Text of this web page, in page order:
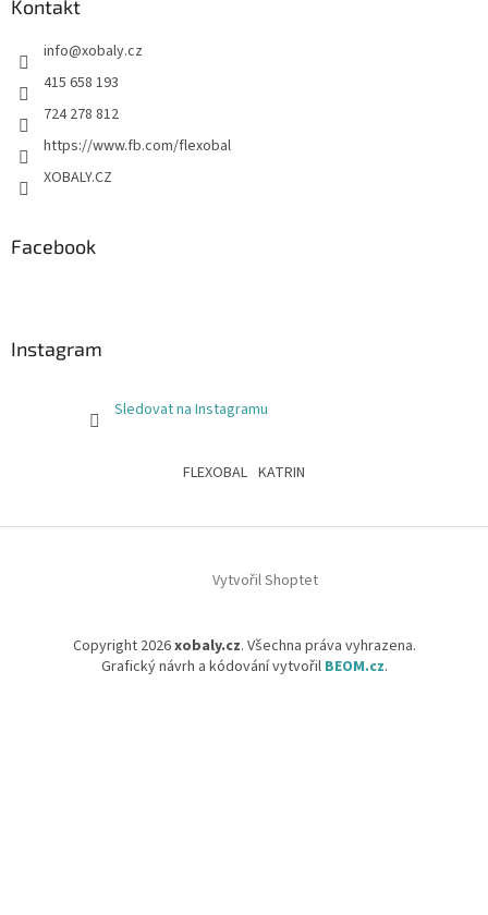
Kontakt
info@xobaly.cz
415 658 193
724 278 812
https://www.fb.com/flexobal
XOBALY.CZ
Facebook
Instagram
Sledovat na Instagramu
FLEXOBAL KATRIN
Vytvořil Shoptet
Copyright 2026xobaly.cz. Všechna práva vyhrazena.
Grafický návrh a kódování vytvořil BEOM.cz.